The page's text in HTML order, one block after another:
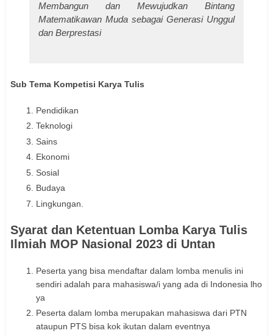
Membangun dan Mewujudkan Bintang
Matematikawan Muda sebagai Generasi Unggul
dan Berprestasi
Sub Tema Kompetisi Karya Tulis
Pendidikan
Teknologi
Sains
Ekonomi
Sosial
Budaya
Lingkungan.
Syarat dan Ketentuan Lomba Karya Tulis
Ilmiah MOP Nasional 2023 di Untan
Peserta yang bisa mendaftar dalam lomba menulis ini
sendiri adalah para mahasiswa/i yang ada di Indonesia lho
ya
Peserta dalam lomba merupakan mahasiswa dari PTN
ataupun PTS bisa kok ikutan dalam eventnya